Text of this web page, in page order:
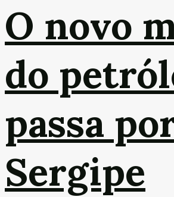
O novo
do
passa
Sergipe